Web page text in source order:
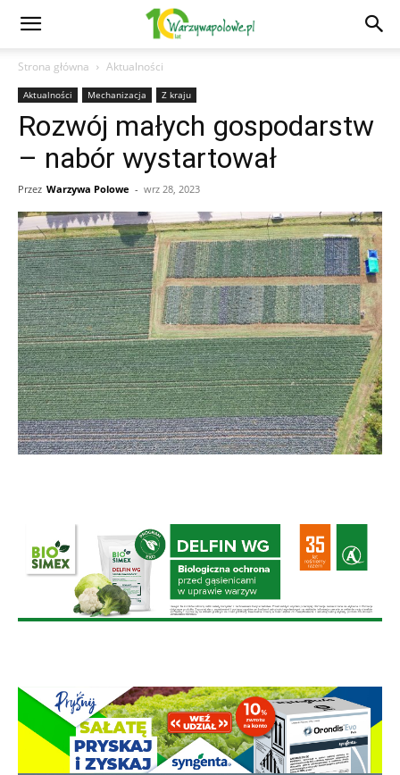
Strona główna Aktualności
Aktualności Mechanizacja Z kraju
Rozwój małych gospodarstw
– nabór wystartował
Przez Warzywa Polowe - wrz 28, 2023